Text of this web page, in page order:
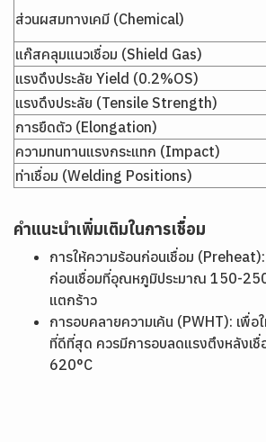
ส่วนผสมทางเคมี (Chemical)
แก๊สคลุมแนวเชื่อม (Shield Gas)
แรงดึงประลัย Yield (0.2%OS)
แรงดึงประลัย (Tensile Strength)
การยืดตัว (Elongation)
ความทนทานแรงกระแทก (Impact)
ท่าเชื่อม (Welding Positions)
คำแนะนำเพิ่มเติมในการเชื่อม
การให้ความร้อนก่อนเชื่อม
ก่อนเชื่อมที่อุณหภูมิประมาณ 150-
แตกร้าว
การอบคลายความเค้น (PWHT): เพื่
ที่ดีที่สุด ควรมีการอบลดแรงตึงหลังเ
620°C